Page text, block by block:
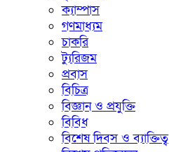
ক্যাম্পাস
গণমাধ্যম
চাকরি
ট্যুরিজম
প্রবাস
বিচিত্র
বিজ্ঞান ও প্রযুক্তি
বিবিধ
বিশেষ দিবস ও ব্যাক্তিত্ব